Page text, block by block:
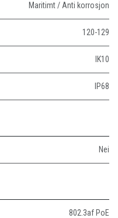
Maritimt / Anti korrosjon
120-129
IK10
IP68
Nei
802.3af PoE